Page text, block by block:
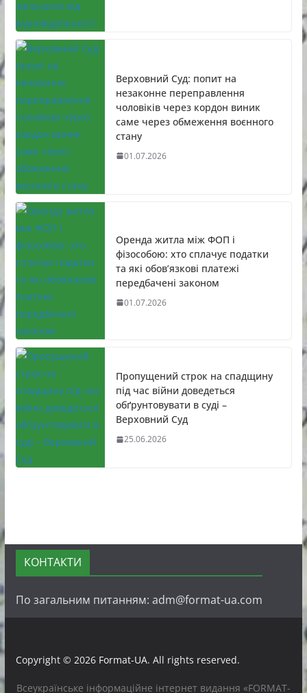
Верховний Суд: попит на
незаконне переправлення
чоловіків через кордон виник
саме через обмеження воєнного
стану
01.07.2026
Оренда житла між ФОП і
фізособою: хто сплачує податки
та які обов’язкові платежі
передбачені законом
01.07.2026
Пропущений строк на спадщину
під час війни доведеться
обґрунтовувати в суді –
Верховний Суд
25.06.2026
КОНТАКТИ
По загальним питанням: adm@format-ua.com
Copyright © 2026 Format-UA. All rights reserved.
Всеукраїнське інформаційне інтернет видання «FORMAT-